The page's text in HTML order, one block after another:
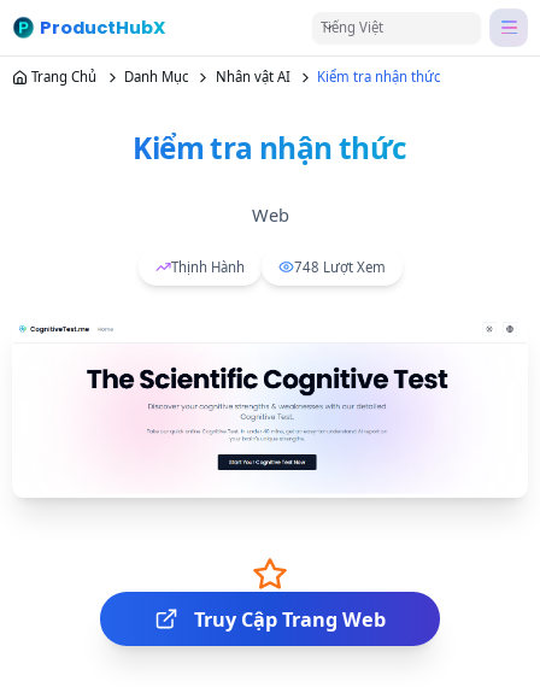
ProductHubX Tiếng Việt
Trang Chủ Danh Mục Nhân vật AI Kiểm tra nhận thức
Kiểm tra nhận thức
Web
Thịnh Hành 748 Lượt Xem
Truy Cập Trang Web